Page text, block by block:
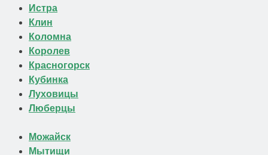
Истра
Клин
Коломна
Королев
Красногорск
Кубинка
Луховицы
Люберцы
Можайск
Мытищи